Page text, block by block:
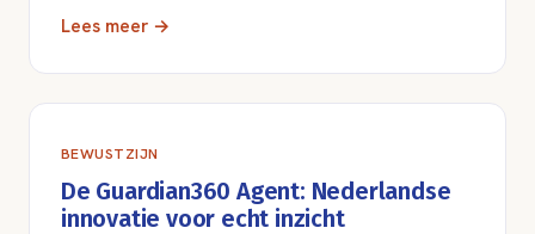
Lees meer →
BEWUSTZIJN
De Guardian360 Agent: Nederlandse
innovatie voor echt inzicht